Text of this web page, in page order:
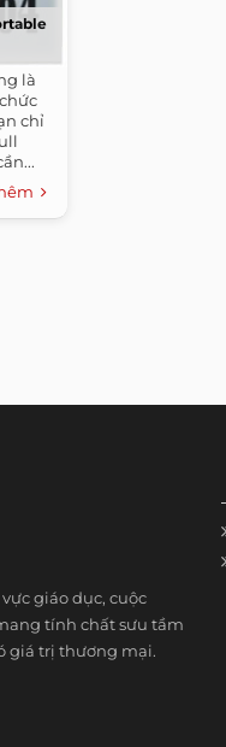
là
chỉ
giáo dục, cuộc
tính chất sưu tầm
giá trị thương mại.